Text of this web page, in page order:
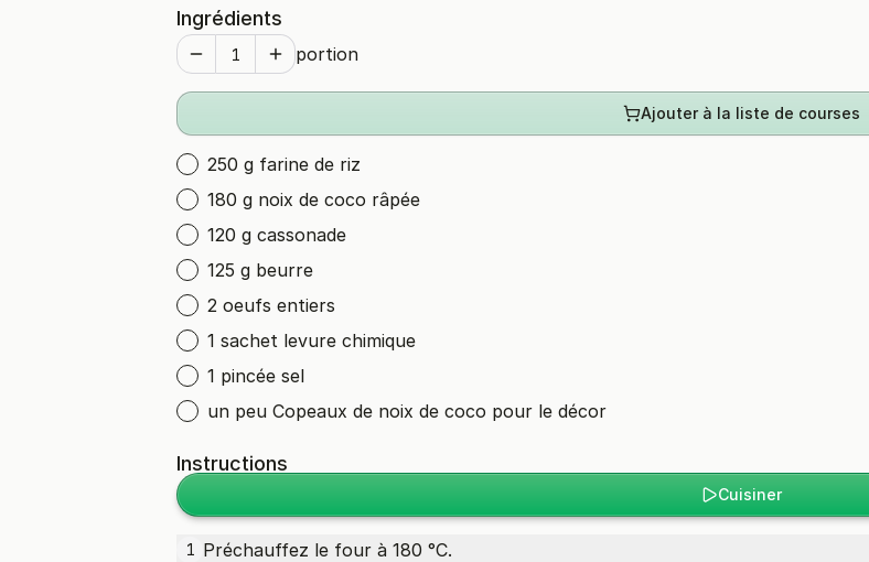
Ingrédients
portion
Ajouter à la liste de courses
250 g farine de riz
180 g noix de coco râpée
120 g cassonade
125 g beurre
2 oeufs entiers
1 sachet levure chimique
1 pincée sel
un peu Copeaux de noix de coco pour le décor
Instructions
Cuisiner
1 Préchauffez le four à 180 °C.